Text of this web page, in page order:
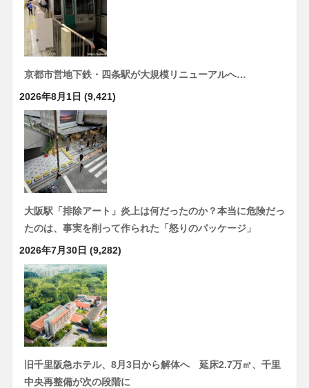
京都市営地下鉄・四条駅が大規模リニューアルへ…
2026年8月1日 (9,421)
大阪駅「排除アート」炎上は何だったのか？本当に危険だっ
たのは、事実を削って作られた「怒りのパッケージ」
2026年7月30日 (9,282)
旧千里阪急ホテル、8月3日から解体へ 延床2.7万㎡、千里
中央再整備が次の段階に